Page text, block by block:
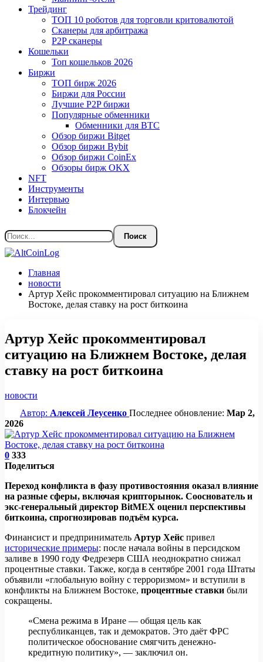
Трейдинг
ТОП 10 роботов для торговли критовалютой
Сканеры для арбитража
P2P сканеры
Кошельки
Топ кошельков 2026
Биржи
ТОП бирж 2026
Биржи для России
Лучшие P2P биржи
Популярные обменники
Обменники для BTC
Обзор биржи Bitget
Обзор биржи Bybit
Обзор биржи CoinEx
Обзоры бирж OKX
NFT
Инструменты
Интервью
Блокчейн
Главная
новости
Артур Хейс прокомментировал ситуацию на Ближнем
Востоке, делая ставку на рост биткоина
Артур Хейс прокомментировал
ситуацию на Ближнем Востоке, делая
ставку на рост биткоина
новости
Автор: Алексей Леусенко Последнее обновление: Мар 2,
2026
0 333
Поделиться
Переход конфликта в фазу противостояния оказал влияние
на разные сферы, включая крипторынок. Сооснователь и
экс-генеральный директор BitMEX оценил перспективы
биткоина, спрогнозировав подъём курса.
Финансист и предприниматель Артур Хейс привел
исторические примеры: после начала войны в персидском
заливе в 1990 году Федрезерв США неоднократно снижал
процентные ставки. Также, когда в сентябре 2001 года Штаты
объявили «глобальную войну с терроризмом» и вступили в
конфликты на Ближнем Востоке, процентные ставки были
сокращены.
«Смена режима в Иране — общая цель как
республиканцев, так и демократов. Это даёт ФРС
политическое обоснование смягчить денежно-
кредитную политику», — заключил он.